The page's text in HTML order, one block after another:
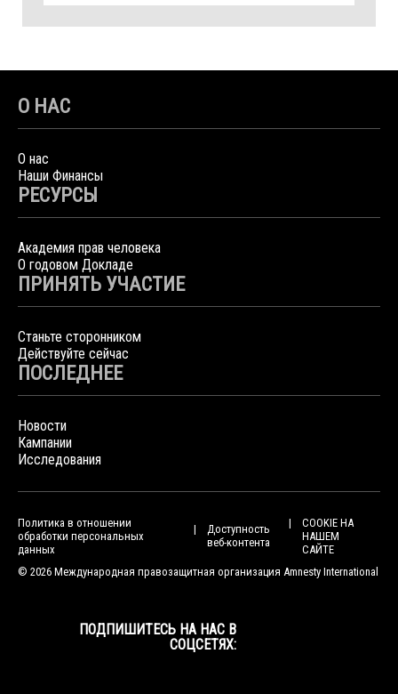
О НАС
О нас
Наши Финансы
РЕСУРСЫ
Академия прав человека
О годовом Докладе
ПРИНЯТЬ УЧАСТИЕ
Станьте сторонником
Действуйте сейчас
ПОСЛЕДНЕЕ
Новости
Кампании
Исследования
Политика в отношении
обработки персональных
данных
Доступность
веб-контента
COOKIE НА
НАШЕМ
САЙТЕ
© 2026 Международная правозащитная организация Amnesty International
ПОДПИШИТЕСЬ НА НАС В
СОЦСЕТЯХ: